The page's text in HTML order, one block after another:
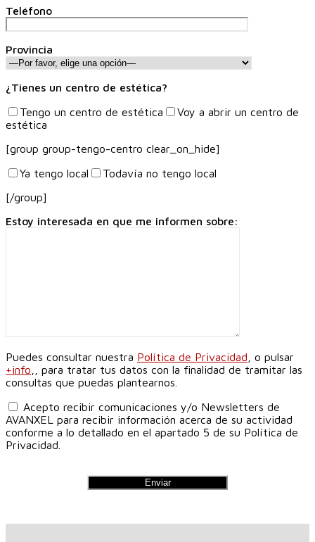
Teléfono
Provincia
¿Tienes un centro de estética?
Tengo un centro de estética
Voy a abrir un centro de
estética
[group group-tengo-centro clear_on_hide]
Ya tengo local
Todavía no tengo local
[/group]
Estoy interesada en que me informen sobre:
Puedes consultar nuestra Política de Privacidad , o pulsar
+info ,, para tratar tus datos con la finalidad de tramitar las
consultas que puedas plantearnos.
Acepto recibir comunicaciones y/o Newsletters de
AVANXEL para recibir información acerca de su actividad
conforme a lo detallado en el apartado 5 de su Política de
Privacidad.